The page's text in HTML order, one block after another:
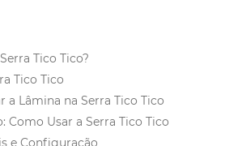
Tico Tico?
Tico Tico
a Lâmina na Serra Tico Tico
Como Usar a Serra Tico Tico
e Configuração